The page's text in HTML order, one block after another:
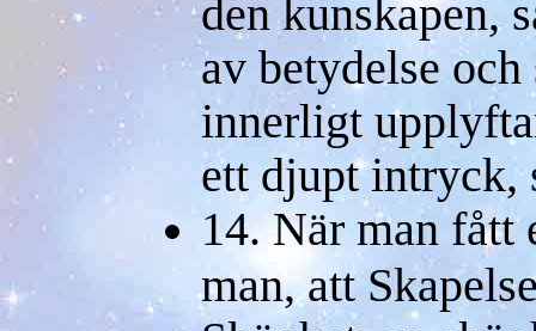
den kunskapen,
av betydelse
innerligt
ett djupt intryck,
14. När man fått
man, att